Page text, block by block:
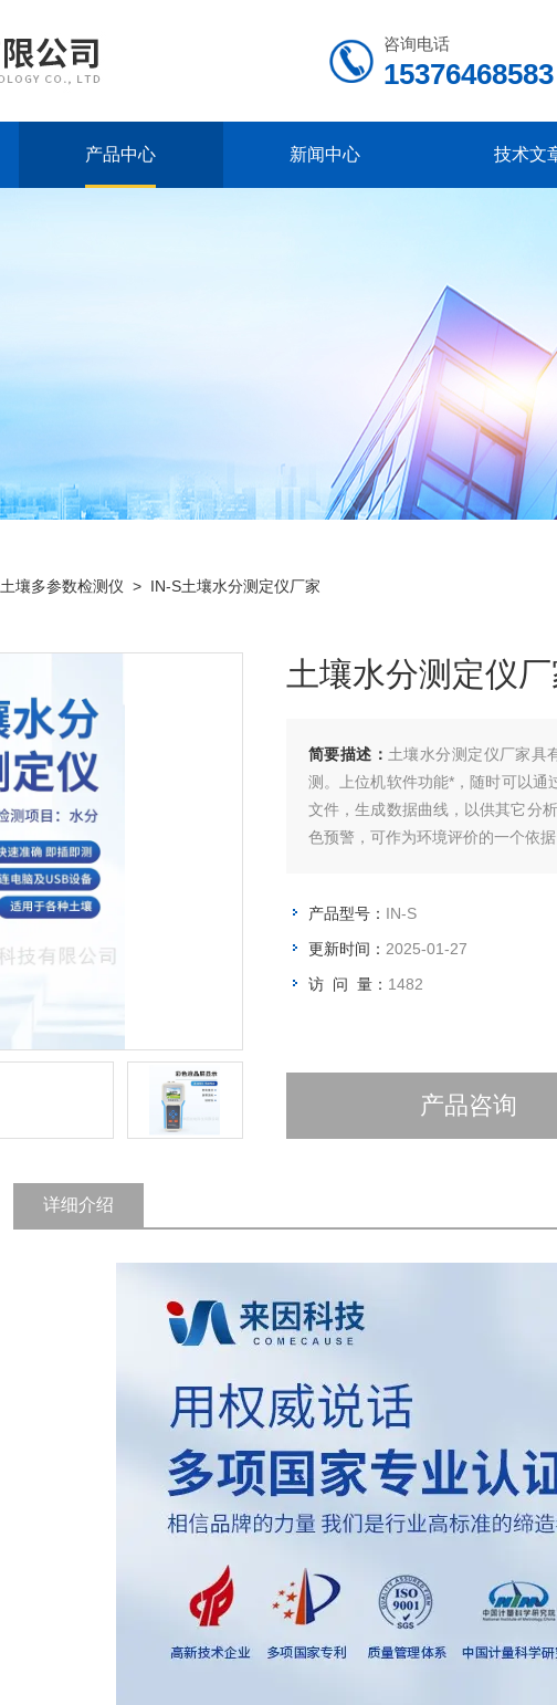
咨询电话
15376468583
产品中心 新闻中心 技术文
土壤多参数检测仪 > IN-S土壤水分测定仪厂家
土壤水分测定仪
简要描述： 土壤水分测定仪厂家具
测。上位机软件功能*，随时可以通
文件，生成数据曲线，以供其它分
色预警，可作为环境评价的一个依
产品型号： IN-S
更新时间： 2025-01-27
访 问 量： 1482
产品咨询
详细介绍